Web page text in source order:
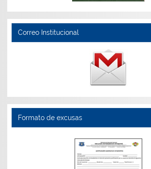
Correo Institucional
Formato de excusas